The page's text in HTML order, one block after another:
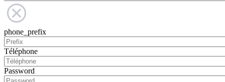
phone_prefix
Téléphone
Password